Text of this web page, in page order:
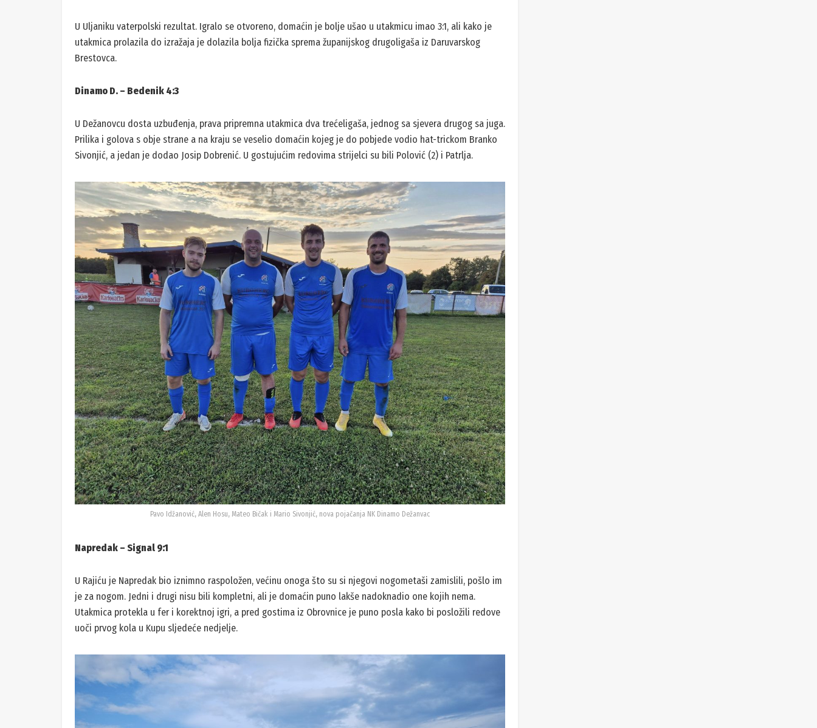
U Uljaniku vaterpolski rezultat. Igralo se otvoreno, domaćin je bolje ušao u utakmicu imao 3:1, ali kako je
utakmica prolazila do izražaja je dolazila bolja fizička sprema županijskog drugoligaša iz Daruvarskog
Brestovca.
Dinamo D. – Bedenik 4:3
U Dežanovcu dosta uzbuđenja, prava pripremna utakmica dva trećeligaša, jednog sa sjevera drugog sa juga.
Prilika i golova s obje strane a na kraju se veselio domaćin kojeg je do pobjede vodio hat-trickom Branko
Sivonjić, a jedan je dodao Josip Dobrenić. U gostujućim redovima strijelci su bili Polović (2) i Patrlja.
Pavo Idžanović, Alen Hosu, Mateo Bičak i Mario Sivonjić, nova pojačanja NK Dinamo Dežanvac
Napredak – Signal 9:1
U Rajiću je Napredak bio iznimno raspoložen, većinu onoga što su si njegovi nogometaši zamislili, pošlo im
je za nogom. Jedni i drugi nisu bili kompletni, ali je domaćin puno lakše nadoknadio one kojih nema.
Utakmica protekla u fer i korektnoj igri, a pred gostima iz Obrovnice je puno posla kako bi posložili redove
uoči prvog kola u Kupu sljedeće nedjelje.